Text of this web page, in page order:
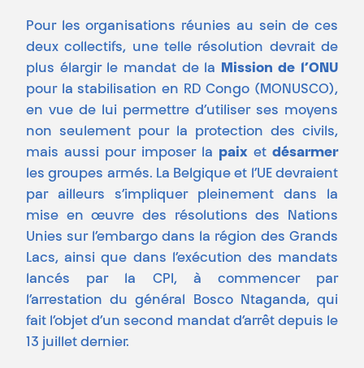
Pour les organisations réunies au sein de ces
deux collectifs, une telle résolution devrait de
plus élargir le mandat de la
Mission de l’ONU
pour la stabilisation en RD Congo (MONUSCO),
en vue de lui permettre d’utiliser ses moyens
non seulement pour la protection des civils,
mais aussi pour imposer la paix et désarmer
les groupes armés. La Belgique et l’UE devraient
par ailleurs s’impliquer pleinement dans la
mise en œuvre des résolutions des Nations
Unies sur l’embargo dans la région des Grands
Lacs, ainsi que dans l’exécution des mandats
lancés par la CPI, à commencer par
l’arrestation du général Bosco Ntaganda, qui
fait l’objet d’un second mandat d’arrêt depuis le
13 juillet dernier.